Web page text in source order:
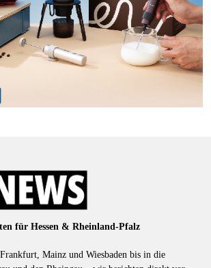
für Hessen & Rheinland-Pfalz
Mainz und Wiesbaden bis in die